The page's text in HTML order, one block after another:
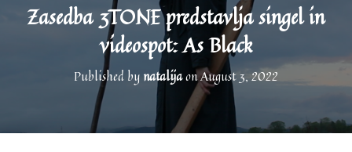
E
V
T
Zasedba 3TONE predstavlja singel in
videospot: As Black
Published by natalijaonAugust 3, 2022